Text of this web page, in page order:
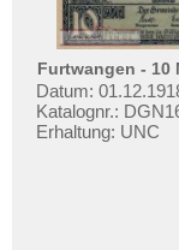
Orte mit R...
Orte mit S...
Orte mit T...
Orte mit U...
Furtwangen - 10
Datum:
Katalognr.:
Erhaltung: UNC